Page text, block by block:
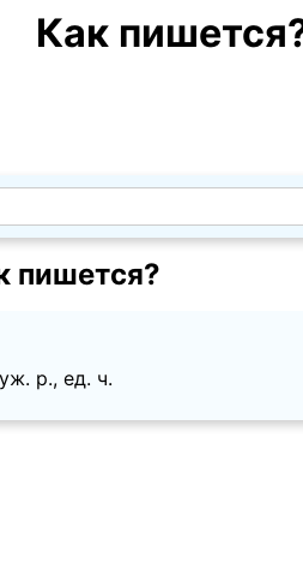
Как
пишется?
p., ед. ч.